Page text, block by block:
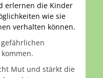
erlernen die Kinder
wie sie
verhalten können.
Mut und stärkt die